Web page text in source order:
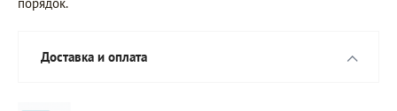
Доставка и оплата